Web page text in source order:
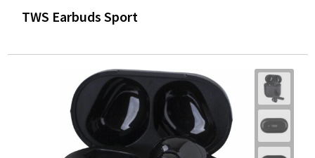
TWS Earbuds Sport